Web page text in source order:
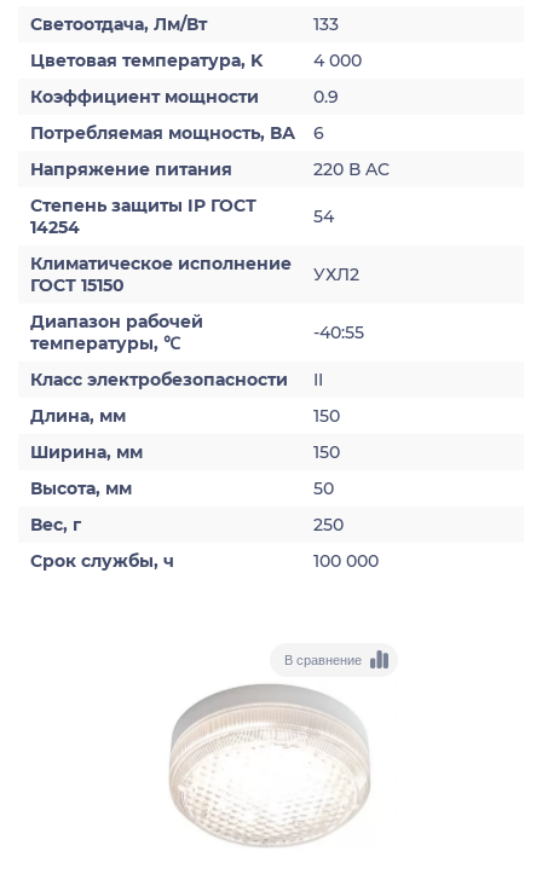
Светоотдача, Лм/Вт
133
Цветовая температура, K
4 000
Коэффициент мощности
0.9
Потребляемая мощность, ВА
6
Напряжение питания
220 В AC
Степень защиты IP ГОСТ
14254
54
Климатическое исполнение
ГОСТ 15150
УХЛ2
Диапазон рабочей
температуры, ℃
-40:55
Класс электробезопасности
II
Длина, мм
150
Ширина, мм
150
Высота, мм
50
Вес, г
250
Срок службы, ч
100 000
В сравнение